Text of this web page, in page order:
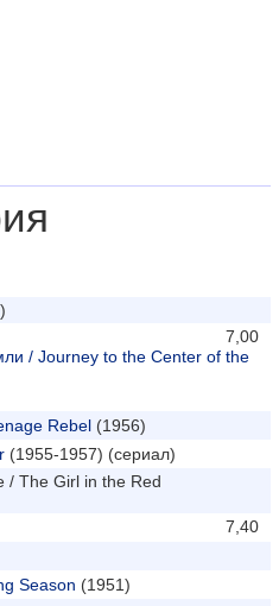
7,00
/ Journey to the Center of the
Rebel (1956)
(1955-1957) (сериал)
/ The Girl in the Red
7,40
Season (1951)